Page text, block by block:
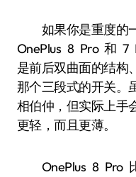
如果你是重度的
OnePlus 8 Pro 和 7
是前后双曲面的结构
那个三段式的开关。
相伯仲，但实际上
更轻，而且更薄。
OnePlus 8 Pro